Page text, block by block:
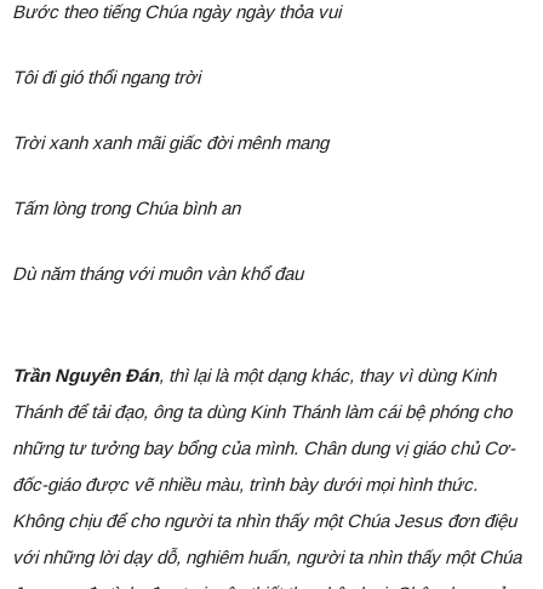
Bước theo tiếng Chúa ngày ngày thỏa vui
Tôi đi gió thổi ngang trời
Trời xanh xanh mãi giấc đời mênh mang
Tấm lòng trong Chúa bình an
Dù năm tháng với muôn vàn khổ đau
Trần Nguyên Đán, thì lại là một dạng khác, thay vì dùng Kinh
Thánh để tải đạo, ông ta dùng Kinh Thánh làm cái bệ phóng cho
những tư tưởng bay bổng của mình. Chân dung vị giáo chủ Cơ-
đốc-giáo được vẽ nhiều màu, trình bày dưới mọi hình thức.
Không chịu để cho người ta nhìn thấy một Chúa Jesus đơn điệu
với những lời dạy dỗ, nghiêm huấn, người ta nhìn thấy một Chúa